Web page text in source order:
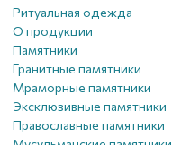
Ритуальная одежда
О продукции
Памятники
Гранитные памятники
Мраморные памятники
Эксклюзивные памятники
Православные памятники